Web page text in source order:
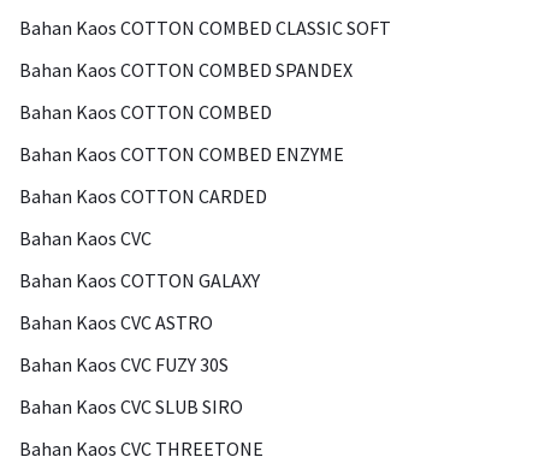
Bahan Kaos COTTON COMBED CLASSIC SOFT
Bahan Kaos COTTON COMBED SPANDEX
Bahan Kaos COTTON COMBED
Bahan Kaos COTTON COMBED ENZYME
Bahan Kaos COTTON CARDED
Bahan Kaos CVC
Bahan Kaos COTTON GALAXY
Bahan Kaos CVC ASTRO
Bahan Kaos CVC FUZY 30S
Bahan Kaos CVC SLUB SIRO
Bahan Kaos CVC THREETONE